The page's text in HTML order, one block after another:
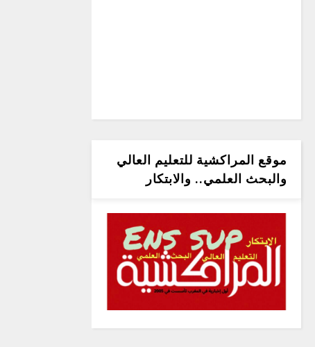
موقع المراكشية للتعليم العالي
والبحث العلمي.. والابتكار